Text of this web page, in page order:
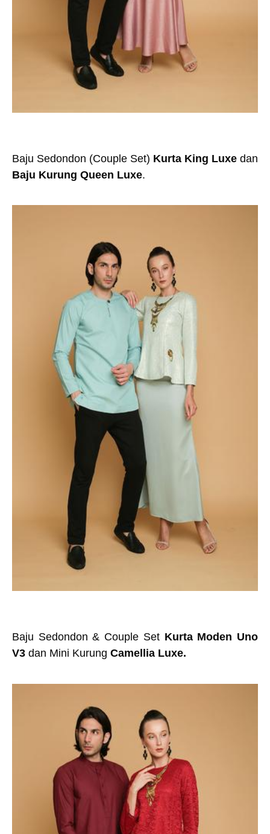
Baju Sedondon (Couple Set) Kurta King Luxe dan
Baju Kurung Queen Luxe.
Baju Sedondon & Couple Set Kurta Moden Uno
V3 dan Mini Kurung Camellia Luxe.